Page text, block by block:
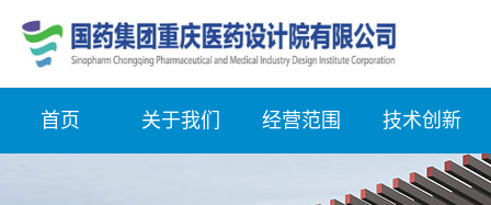
首页 关于我们 经营范围 技术创新